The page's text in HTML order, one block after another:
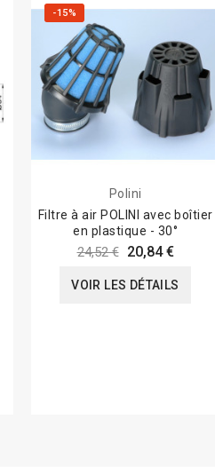
-15%
Polini
Filtre à air POLINI avec boîtier
en plastique - 30°
24,52 € 20,84 €
VOIR LES DÉTAILS